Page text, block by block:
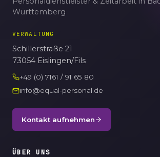
Württemberg
VERWALTUNG
Schillerstraße 21
73054 Eislingen/Fils
+49 (0) 7161 / 91 65 80
info@equal-personal.de
Kontakt aufnehmen
ÜBER UNS